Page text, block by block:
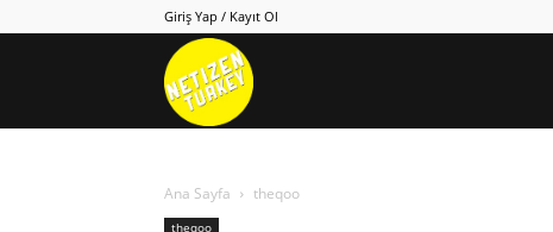
Giriş Yap / Kayıt Ol
Netizen
Ana Sayfa theqoo
theqoo